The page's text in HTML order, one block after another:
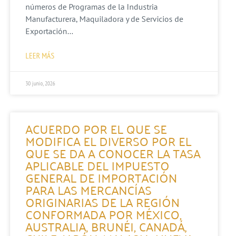
números de Programas de la Industria
Manufacturera, Maquiladora y de Servicios de
Exportación…
LEER MÁS
30 junio, 2026
ACUERDO POR EL QUE SE
MODIFICA EL DIVERSO POR EL
QUE SE DA A CONOCER LA TASA
APLICABLE DEL IMPUESTO
GENERAL DE IMPORTACIÓN
PARA LAS MERCANCÍAS
ORIGINARIAS DE LA REGIÓN
CONFORMADA POR MÉXICO,
AUSTRALIA, BRUNÉI, CANADÁ,